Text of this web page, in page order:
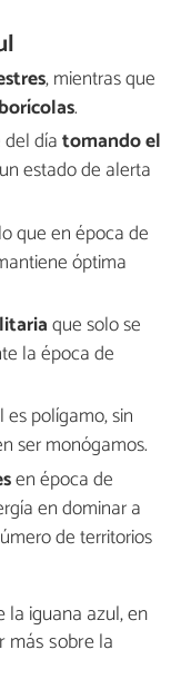
, mientras que
.
del díatomando el
estado de alerta
que en época de
óptima
que solo se
la época de
polígamo, sin
ser monógamos.
en época de
en dominar a
de territorios
iguana azul, en
más sobre la